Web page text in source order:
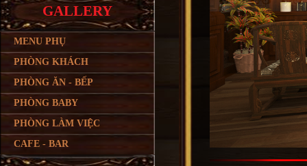
GALLERY
MENU PHỤ
PHÒNG KHÁCH
PHÒNG ĂN - BẾP
PHÒNG BABY
PHÒNG LÀM VIỆC
CAFE - BAR